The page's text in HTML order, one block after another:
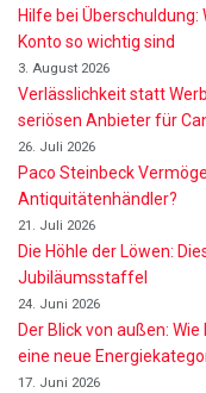
Hilfe bei
Konto so wichtig sind
3. August 2026
Verlässlichkeit statt
seriösen Anbieter für
26. Juli 2026
Paco Steinbeck
Antiquitätenhändler?
21. Juli 2026
Die Höhle der Löwen:
Jubiläumsstaffel
24. Juni 2026
Der Blick von außen:
eine neue
17. Juni 2026